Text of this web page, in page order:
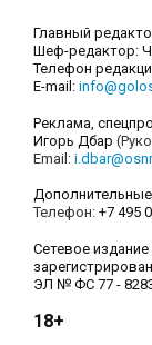
Главный
Шеф-редактор:
Телефон
E-mail:
Реклама,
Игорь Дбар
Email:
Телефон: +7 495
Сетевое
ЭЛ № ФС 77 -
18+